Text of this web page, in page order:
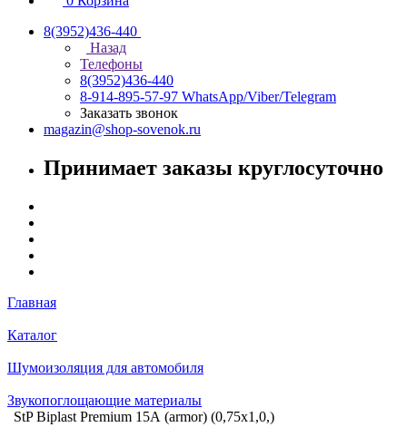
8(3952)436-440
Назад
Телефоны
8(3952)436-440
8-914-895-57-97 WhatsApp/Viber/Telegram
Заказать звонок
magazin@shop-sovenok.ru
Принимает заказы круглосуточно
Главная
Каталог
Шумоизоляция для автомобиля
Звукопоглощающие материалы
StP Biplast Premium 15А (armor) (0,75х1,0,)